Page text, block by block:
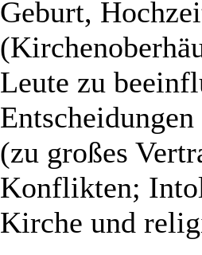
Geburt,
Leute zu
(zu großes
Konflikten;
Kirche und